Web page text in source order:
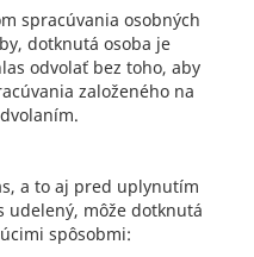
spracúvania osobných
dotknutá osoba je
odvolať bez toho, aby
založeného na
a to aj pred uplynutím
udelený, môže dotknutá
spôsobmi: